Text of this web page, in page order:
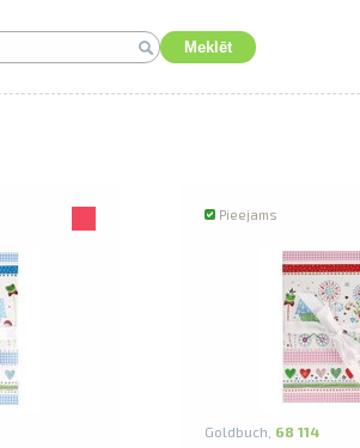
Meklēt
Pieejams
Goldbuch, 68 114